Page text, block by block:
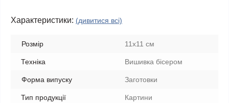
Характеристики: (дивитися всі)
Розмір 11x11 см
Техніка Вишивка бісером
Форма випуску Заготовки
Тип продукції Картини